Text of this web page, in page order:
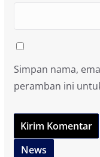
Simpan nama,
peramban ini
News